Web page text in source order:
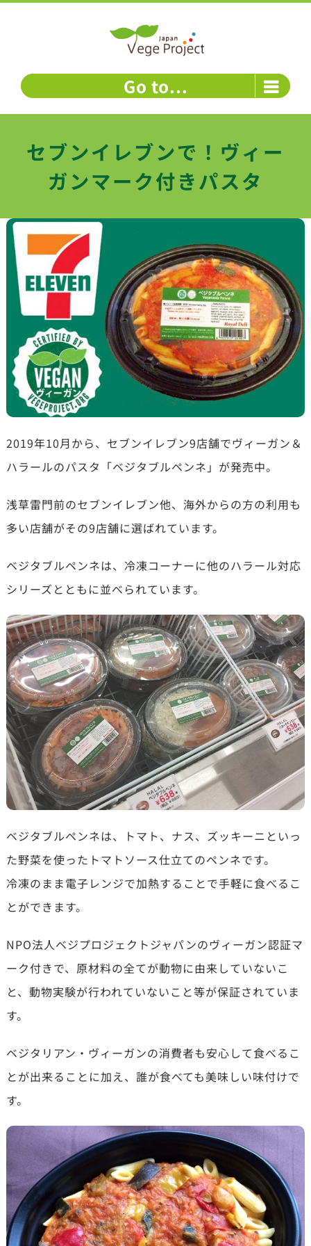
Go to...
セブンイレブンで！ヴィー
ガンマーク付きパスタ
2019年10月から、セブンイレブン9店舗でヴィーガン＆
ハラールのパスタ「ベジタブルペンネ」が発売中。
浅草雷門前のセブンイレブン他、海外からの方の利用も
多い店舗がその9店舗に選ばれています。
ベジタブルペンネは、冷凍コーナーに他のハラール対応
シリーズとともに並べられています。
ベジタブルペンネは、トマト、ナス、ズッキーニといっ
た野菜を使ったトマトソース仕立てのペンネです。
冷凍のまま電子レンジで加熱することで手軽に食べるこ
とができます。
NPO法人ベジプロジェクトジャパンのヴィーガン認証マ
ーク付きで、原材料の全てが動物に由来していないこ
と、動物実験が行われていないこと等が保証されていま
す。
ベジタリアン・ヴィーガンの消費者も安心して食べるこ
とが出来ることに加え、誰が食べても美味しい味付けで
す。